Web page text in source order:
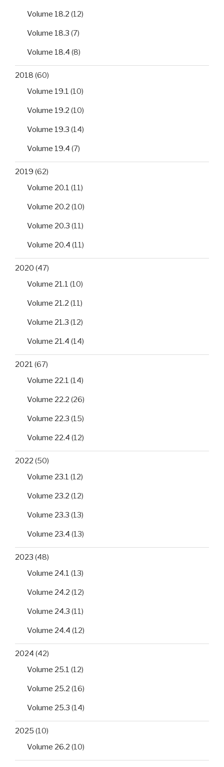
Volume 18.2 (12)
Volume 18.3 (7)
Volume 18.4 (8)
2018 (60)
Volume 19.1 (10)
Volume 19.2 (10)
Volume 19.3 (14)
Volume 19.4 (7)
2019 (62)
Volume 20.1 (11)
Volume 20.2 (10)
Volume 20.3 (11)
Volume 20.4 (11)
2020 (47)
Volume 21.1 (10)
Volume 21.2 (11)
Volume 21.3 (12)
Volume 21.4 (14)
2021 (67)
Volume 22.1 (14)
Volume 22.2 (26)
Volume 22.3 (15)
Volume 22.4 (12)
2022 (50)
Volume 23.1 (12)
Volume 23.2 (12)
Volume 23.3 (13)
Volume 23.4 (13)
2023 (48)
Volume 24.1 (13)
Volume 24.2 (12)
Volume 24.3 (11)
Volume 24.4 (12)
2024 (42)
Volume 25.1 (12)
Volume 25.2 (16)
Volume 25.3 (14)
2025 (10)
Volume 26.2 (10)